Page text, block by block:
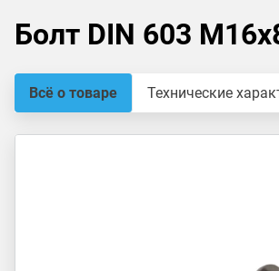
Болт DIN 603
Всё о товаре Технические